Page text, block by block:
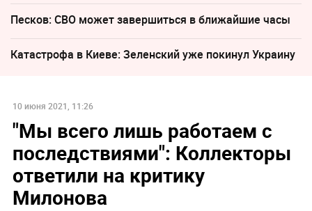
Песков: СВО может завершиться в ближайшие часы
Катастрофа в Киеве: Зеленский уже покинул Украину
10 июня 2021, 11:26
"Мы всего лишь работаем с
последствиями": Коллекторы
ответили на критику
Милонова